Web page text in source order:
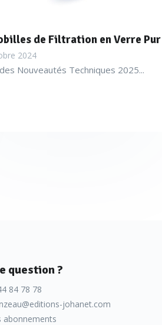
de Filtration en Verre Pur
2024
Nouveautés Techniques 2025...
question ?
84 78 78
johanet.com
abonnements